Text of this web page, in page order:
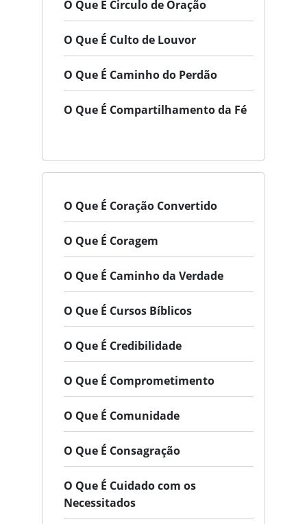
O Que É Circulo de Oração
O Que É Culto de Louvor
O Que É Caminho do Perdão
O Que É Compartilhamento da Fé
O Que É Coração Convertido
O Que É Coragem
O Que É Caminho da Verdade
O Que É Cursos Bíblicos
O Que É Credibilidade
O Que É Comprometimento
O Que É Comunidade
O Que É Consagração
O Que É Cuidado com os
Necessitados